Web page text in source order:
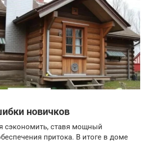
новичков
сэкономить, ставя мощный
притока. В итоге в доме